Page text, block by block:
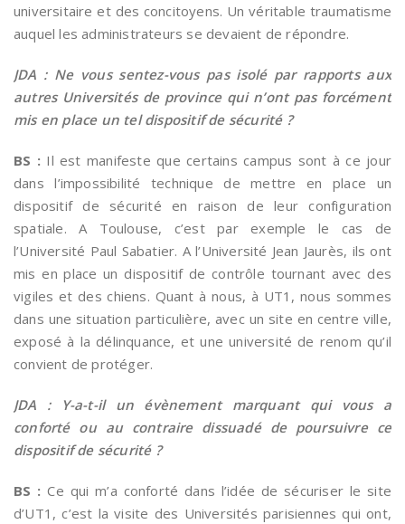
universitaire et des concitoyens. Un véritable traumatisme
auquel les administrateurs se devaient de répondre.
JDA : Ne vous sentez-vous pas isolé par rapports aux
autres Universités de province qui n’ont pas forcément
mis en place un tel dispositif de sécurité ?
BS : Il est manifeste que certains campus sont à ce jour
dans l’impossibilité technique de mettre en place un
dispositif de sécurité en raison de leur configuration
spatiale. A Toulouse, c’est par exemple le cas de
l’Université Paul Sabatier. A l’Université Jean Jaurès, ils ont
mis en place un dispositif de contrôle tournant avec des
vigiles et des chiens. Quant à nous, à UT1, nous sommes
dans une situation particulière, avec un site en centre ville,
exposé à la délinquance, et une université de renom qu’il
convient de protéger.
JDA : Y-a-t-il un évènement marquant qui vous a
conforté ou au contraire dissuadé de poursuivre ce
dispositif de sécurité ?
BS :Ce qui m’a conforté dans l’idée de sécuriser le site
d’UT1, c’est la visite des Universités parisiennes qui ont,